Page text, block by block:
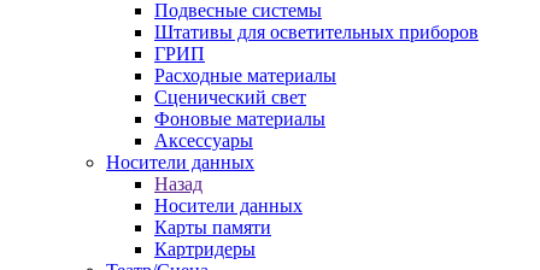
Подвесные системы
Штативы для осветительных приборов
ГРИП
Расходные материалы
Сценический свет
Фоновые материалы
Аксессуары
Носители данных
Назад
Носители данных
Карты памяти
Картридеры